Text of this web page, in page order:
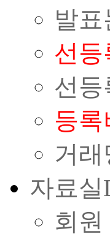
발
선등
선
등록
거래
자료실
회원